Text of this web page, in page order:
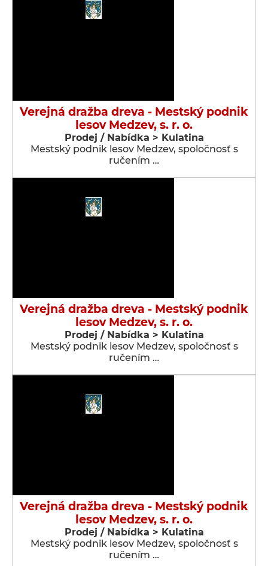
Verejná dražba dreva - Mestský podnik
lesov Medzev, s. r. o.
Prodej / Nabídka > Kulatina
Mestský podnik lesov Medzev, spoločnosť s
ručením …
Verejná dražba dreva - Mestský podnik
lesov Medzev, s. r. o.
Prodej / Nabídka > Kulatina
Mestský podnik lesov Medzev, spoločnosť s
ručením …
Verejná dražba dreva - Mestský podnik
lesov Medzev, s. r. o.
Prodej / Nabídka > Kulatina
Mestský podnik lesov Medzev, spoločnosť s
ručením …